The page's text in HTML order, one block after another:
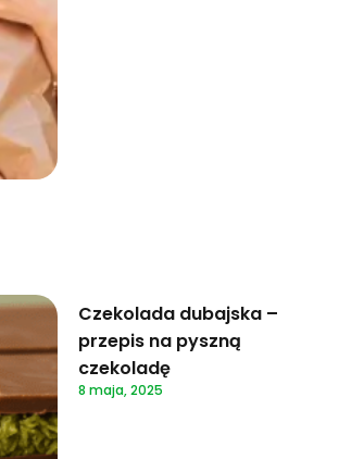
Czekolada dubajska –
przepis na pyszną
czekoladę
8 maja, 2025